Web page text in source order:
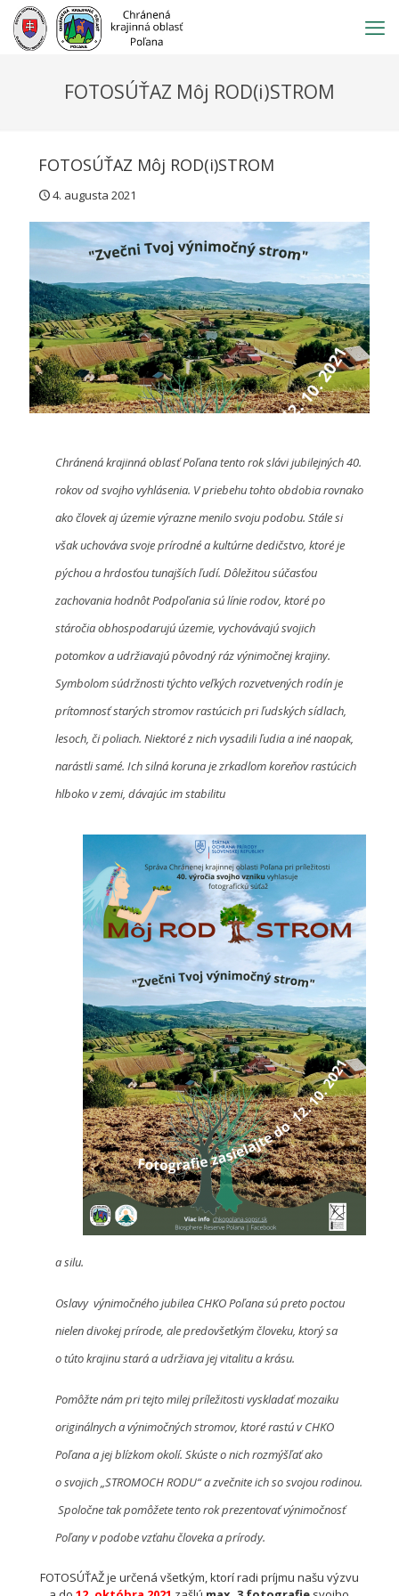
Prejsť
obsah
FOTOSÚŤAZ Môj ROD(i)STROM
FOTOSÚŤAZ Môj ROD(i)STROM
4. augusta 2021
Chránená krajinná oblasť Poľana tento rok slávi jubilejných 40.
rokov od svojho vyhlásenia. V priebehu tohto obdobia rovnako
ako človek aj územie výrazne menilo svoju podobu. Stále si
však uchováva svoje prírodné a kultúrne dedičstvo, ktoré je
pýchou a hrdosťou tunajších ľudí. Dôležitou súčasťou
zachovania hodnôt Podpoľania sú línie rodov, ktoré po
stáročia obhospodarujú územie, vychovávajú svojich
potomkov a udržiavajú pôvodný ráz výnimočnej krajiny.
Symbolom súdržnosti týchto veľkých rozvetvených rodín je
prítomnosť starých stromov rastúcich pri ľudských sídlach,
lesoch, či poliach. Niektoré z nich vysadili ľudia a iné naopak,
narástli samé. Ich silná koruna je zrkadlom koreňov rastúcich
hlboko v zemi, dávajúc im stabilitu
a silu.
Oslavy výnimočného jubilea CHKO Poľana sú preto poctou
nielen divokej prírode, ale predovšetkým človeku, ktorý sa
o túto krajinu stará a udržiava jej vitalitu a krásu.
Pomôžte nám pri tejto milej príležitosti vyskladať mozaiku
originálnych a výnimočných stromov, ktoré rastú v CHKO
Poľana a jej blízkom okolí. Skúste o nich rozmýšľať ako
o svojich „STROMOCH RODU“ a zvečnite ich so svojou rodinou.
Spoločne tak pomôžete tento rok prezentovať výnimočnosť
Poľany v podobe vzťahu človeka a prírody.
FOTOSÚŤAŽ je určená všetkým, ktorí radi príjmu našu výzvu